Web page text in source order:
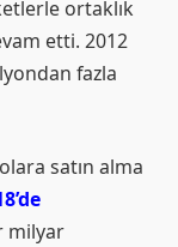
ortaklık
etti. 2012
fazla
satın alma
milyar